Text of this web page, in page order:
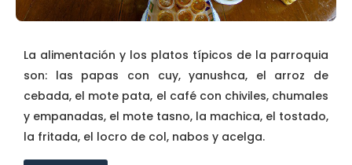
La alimentación y los platos típicos de la parroquia
son: las papas con cuy, yanushca, el arroz de
cebada, el mote pata, el café con chiviles, chumales
y empanadas, el mote tasno, la machica, el tostado,
la fritada, el locro de col, nabos y acelga.